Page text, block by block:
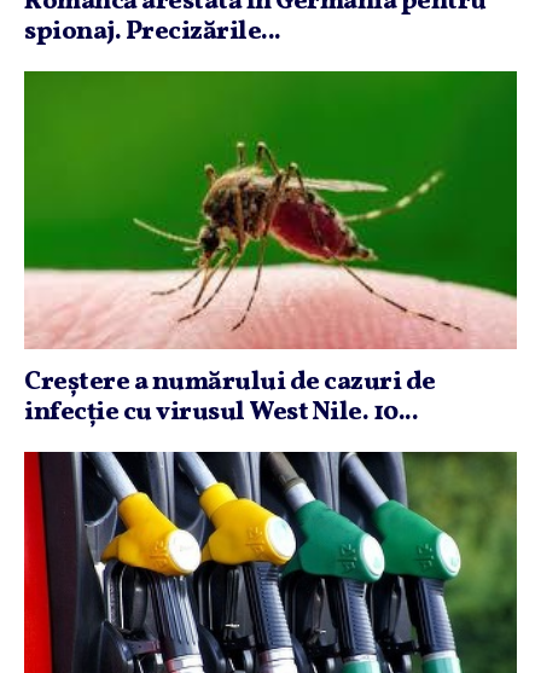
spionaj. Precizările...
Creştere a numărului de cazuri de
infecţie cu virusul West Nile. 10...